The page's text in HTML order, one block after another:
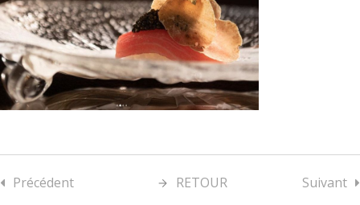
Précédent RETOUR Suivant